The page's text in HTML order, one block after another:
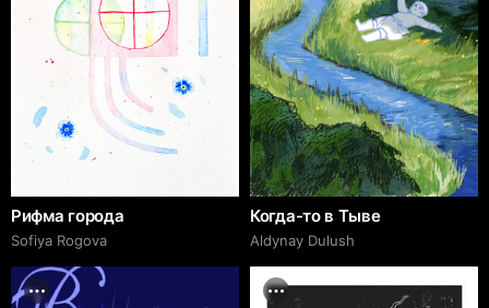
Рифма города
Sofiya Rogova
Когда-то в Тыве
Aldynay Dulush